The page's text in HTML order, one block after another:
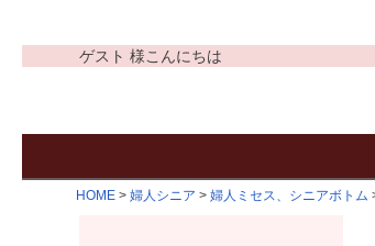
ゲスト 様こんにちは
HOME 婦人シニア 婦人ミセス、シニアボトム